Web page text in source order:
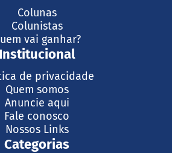
Colunas
Colunistas
vai ganhar?
Institucional
de privacidade
Quem somos
Anuncie aqui
Fale conosco
Nossos Links
Categorias